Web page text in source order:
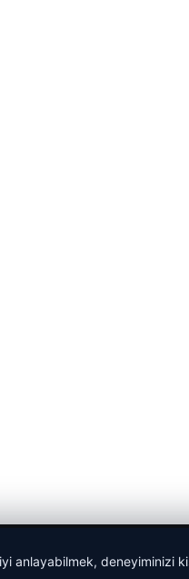
iyi anlayabilmek,